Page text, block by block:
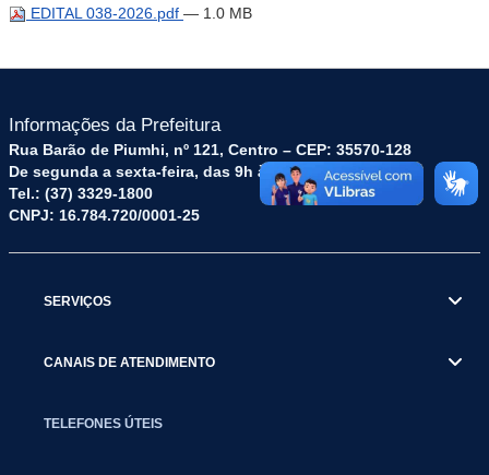
EDITAL 038-2026.pdf — 1.0 MB
Informações da Prefeitura
Rua Barão de Piumhi, nº 121, Centro – CEP: 35570-128
De segunda a sexta-feira, das 9h às 16h
Tel.: (37) 3329-1800
CNPJ: 16.784.720/0001-25
SERVIÇOS
CANAIS DE ATENDIMENTO
TELEFONES ÚTEIS